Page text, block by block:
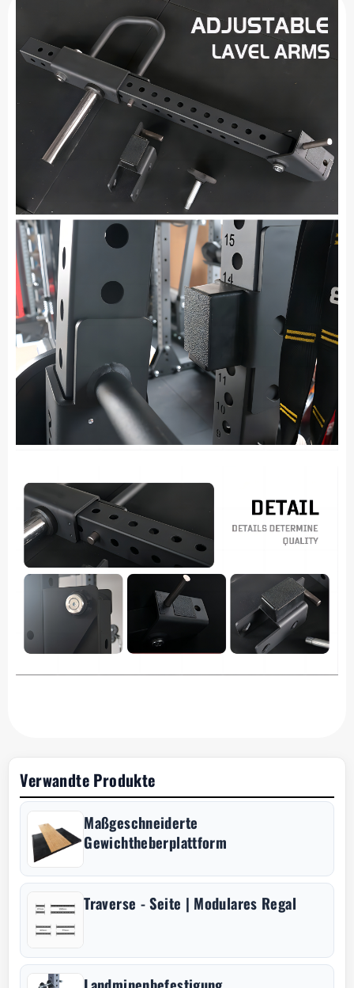
Verwandte Produkte
Maßgeschneiderte
Gewichtheberplattform
Traverse - Seite | Modulares Regal